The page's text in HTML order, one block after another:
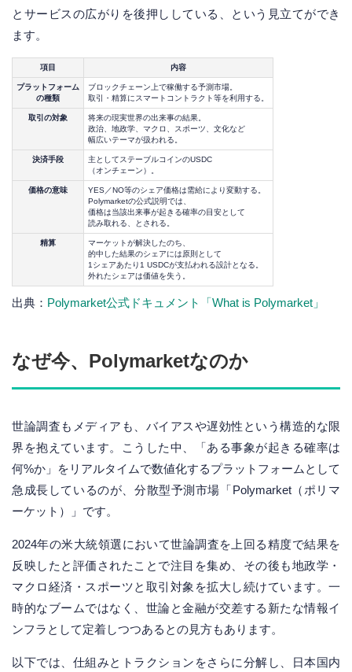
とサービスの広がりを後押ししている、という見立てができ
ます。
項目 内容
プラットフォーム
の種類
ブロックチェーン上で稼働する予測市場。
取引・精算にスマートコントラクト等を利用する。
取引の対象
将来の現実世界の出来事の結果。
政治、地政学、マクロ、スポーツ、文化など
幅広いテーマが扱われる。
決済手段
主としてステーブルコインのUSDC
（オンチェーン）。
価格の意味
YES／NO等のシェア価格は需給により変動する。
Polymarketの公式説明では、
価格は当該出来事が起きる確率の目安として
読み取れる、とされる。
精算
マーケットが解決したのち、
的中した結果のシェアには原則として
1シェアあたり1 USDCが支払われる設計となる。
外れたシェアは価値を失う。
出典： Polymarket公式ドキュメント「What is Polymarket」
なぜ今、Polymarketなのか
世論調査もメディアも、バイアスや遅効性という構造的な限
界を抱えています。こうした中、「ある事象が起きる確率は
何%か」をリアルタイムで数値化するプラットフォームとして
急成長しているのが、分散型予測市場「Polymarket（ポリマ
ーケット）」です。
2024年の米大統領選において世論調査を上回る精度で結果を
反映したと評価されたことで注目を集め、その後も地政学・
マクロ経済・スポーツと取引対象を拡大し続けています。一
時的なブームではなく、世論と金融が交差する新たな情報イ
ンフラとして定着しつつあるとの見方もあります。
以下では、仕組みとトラクションをさらに分解し、日本国内